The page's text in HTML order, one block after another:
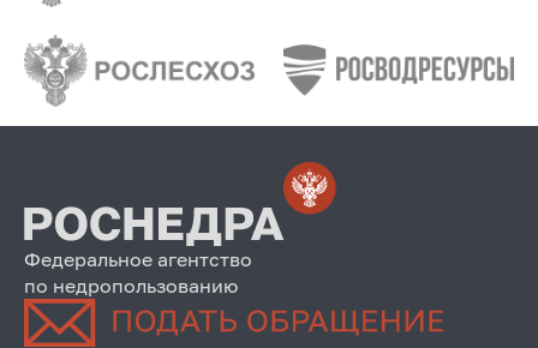
Федеральное агентство
по недропользованию